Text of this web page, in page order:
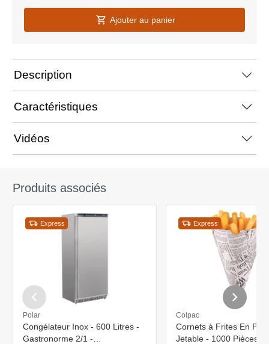
Ajouter au panier
Description
Caractéristiques
Vidéos
Produits associés
Express
Polar
Congélateur Inox - 600 Litres -
Gastronorme 2/1 -
Express
Colpac
Cornets à Frites En
Jetable - 1000 Pièces